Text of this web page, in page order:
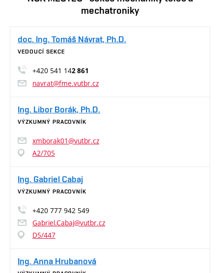
mechatroniky
doc. Ing. Tomáš Návrat, Ph.D.
VEDOUCÍ SEKCE
+420 541 142 861
navrat@fme.vutbr.cz
Ing. Libor Borák, Ph.D.
VÝZKUMNÝ PRACOVNÍK
xmborak01@vutbr.cz
A2/705
Ing. Gabriel Cabaj
VÝZKUMNÝ PRACOVNÍK
+420 777 942 549
Gabriel.Cabaj@vutbr.cz
D5/447
Ing. Anna Hrubanová